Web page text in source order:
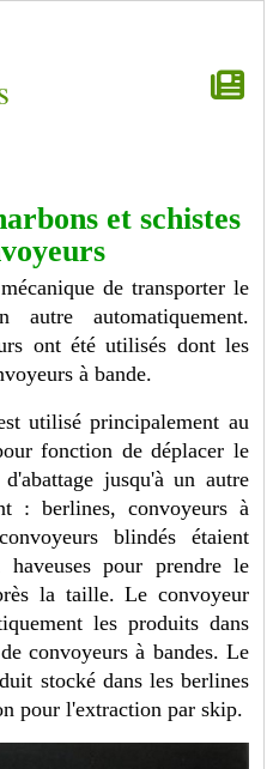
et schistes
de transporter le
automatiquement.
ont été utilisés dont les
à bande.
utilisé principalement au
fonction de déplacer le
jusqu'à un autre
: berlines, convoyeurs à
blindés étaient
pour prendre le
la taille. Le convoyeur
les produits dans
convoyeurs à bandes. Le
stocké dans les berlines
pour l'extraction par skip.